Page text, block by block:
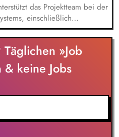
das Projektteam bei der
einschließlich
des Rollouts.
Du übernimmst
etwa die Pflege von
Reklamationstools sowie die
Board-Meetings.
Du unterstützt die
Tradern, Kunden sowie
Vertriebsunterstützung bei.
Pflege der IMS-Website
und Mailing-Kampagnen.
»Job
keine Jobs